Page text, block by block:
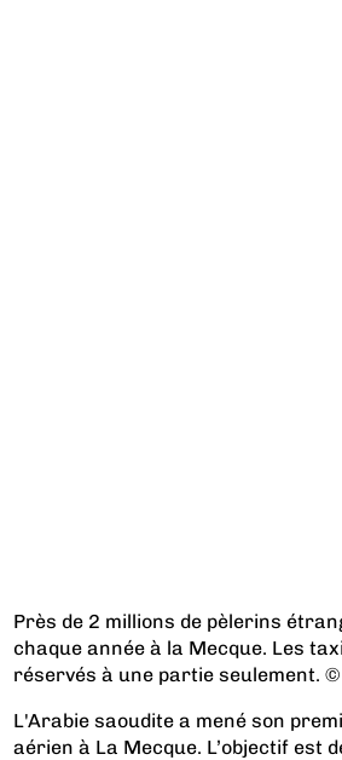
Près de 2 millions de pèlerins
chaque année à la Mecque. Les
réservés à une partie seulement. ©
L'Arabie saoudite a mené son
aérien à La Mecque. L’objectif est